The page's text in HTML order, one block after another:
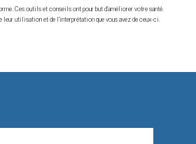
Ces outils et conseils ont pour but d’améliorer votre santé.
leur utilisation et de l’interprétation que vous avez de ceux-ci.